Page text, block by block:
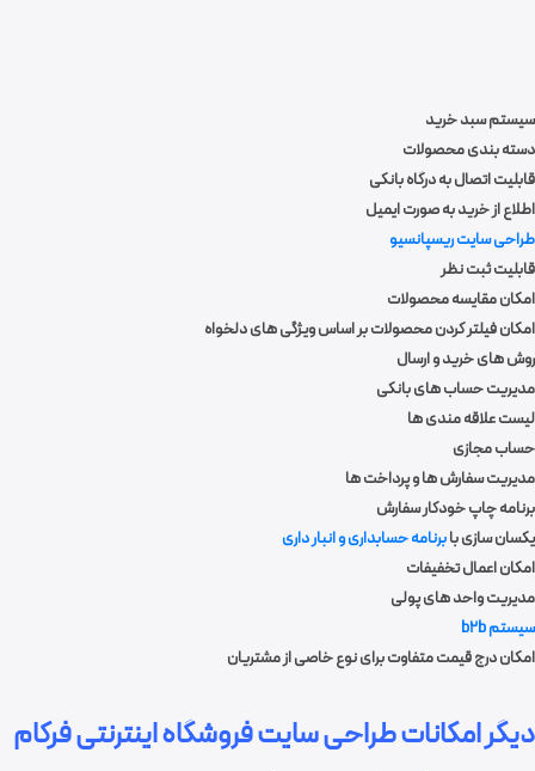
بالا بردن راندمان فروش
سیستم سبد خرید
دسته بندی محصولات
قابلیت اتصال به درگاه بانکی
اطلاع از خرید به صورت ایمیل
طراحی سایت ریسپانسیو
قابلیت ثبت نظر
امکان مقایسه محصولات
امکان فیلتر کردن محصولات بر اساس ویژگی های دلخواه
روش های خرید و ارسال
مدیریت حساب های بانکی
لیست علاقه مندی ها
حساب مجازی
مدیریت سفارش ها و پرداخت ها
برنامه چاپ خودکار سفارش
یکسان سازی بابرنامه حسابداری و انبار داری
امکان اعمال تخفیفات
مدیریت واحد های پولی
سیستم b2b
امکان درج قیمت متفاوت برای نوع خاصی از مشتریان
دیگر امکانات طراحی سایت فروشگاه اینترنتی فرکام